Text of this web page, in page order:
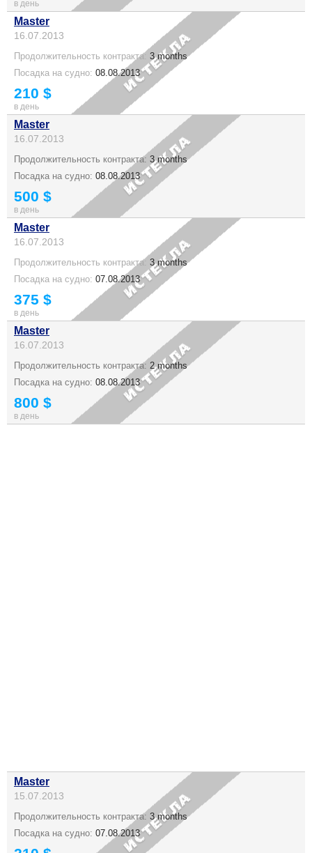
в день
Master
16.07.2013
Продолжительность контракта: 3 months
Посадка на судно: 08.08.2013
210 $
в день
Master
16.07.2013
Продолжительность контракта: 3 months
Посадка на судно: 08.08.2013
500 $
в день
Master
16.07.2013
Продолжительность контракта: 3 months
Посадка на судно: 07.08.2013
375 $
в день
Master
16.07.2013
Продолжительность контракта: 2 months
Посадка на судно: 08.08.2013
800 $
в день
Master
15.07.2013
Продолжительность контракта: 3 months
Посадка на судно: 07.08.2013